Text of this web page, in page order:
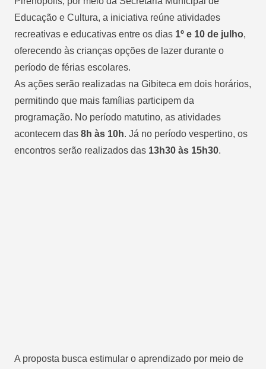
Educação e Cultura, a iniciativa reúne atividades
recreativas e educativas entre os dias 1º e 10 de julho,
oferecendo às crianças opções de lazer durante o
período de férias escolares.
As ações serão realizadas na Gibiteca em dois horários,
permitindo que mais famílias participem da
programação. No período matutino, as atividades
acontecem das 8h às 10h. Já no período vespertino, os
encontros serão realizados das 13h30 às 15h30.
A proposta busca estimular o aprendizado por meio de